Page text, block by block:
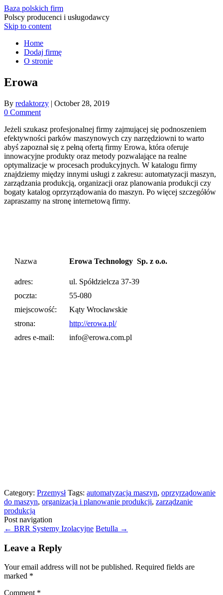
Baza polskich firm
Polscy producenci i usługodawcy
Skip to content
Home
Dodaj firmę
O stronie
Erowa
By redaktorzy | October 28, 2019
0 Comment
Jeżeli szukasz profesjonalnej firmy zajmującej się podnoszeniem
efektywności parków maszynowych czy narzędziowni to warto
abyś zapoznał się z pełną ofertą firmy Erowa, która oferuje
innowacyjne produkty oraz metody pozwalające na realne
optymalizacje w procesach produkcyjnych. W katalogu firmy
znajdziemy między innymi usługi z zakresu: automatyzacji maszyn,
zarządzania produkcją, organizacji oraz planowania produkcji czy
bogaty katalog oprzyrządowania do maszyn. Po więcej szczegółów
zapraszamy na stronę internetową firmy.
Nazwa Erowa Technology Sp. z o.o.
adres:
ul. Spółdzielcza 37-39
poczta:
55-080
miejscowość:
Kąty Wrocławskie
strona:
http://erowa.pl/
adres e-mail:
info@erowa.com.pl
Category: Przemysł Tags: automatyzacja maszyn, oprzyrządowanie
do maszyn, organizacja i planowanie produkcji, zarządzanie
produkcją
Post navigation
← BRR Systemy Izolacyjne Betulla →
Leave a Reply
Your email address will not be published. Required fields are
marked *
Comment *